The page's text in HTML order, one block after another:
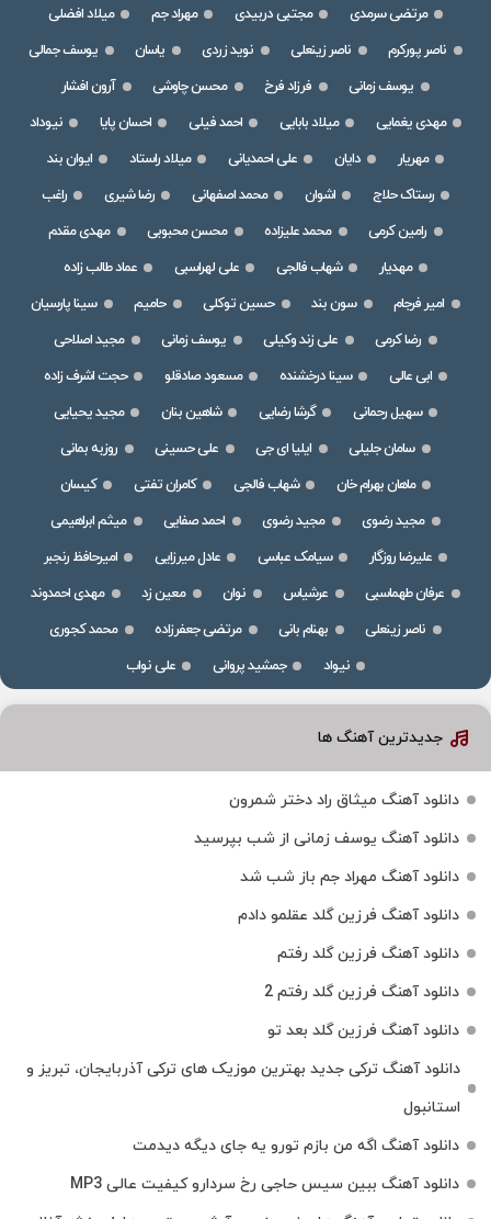
مرتضی سرمدی
مجتبی دربیدی مهراد جم
میلاد افضلی
ناصر پورکرم
ناصر زینعلی نوید زردی یاسان
یوسف جمالی
یوسف زمانی
فرزاد فرخ محسن چاوشی
آرون افشار
مهدی یغمایی
میلاد بابایی احمد فیلی احسان پایا
نیوداد
مهریار
دایان علی احمدیانی میلاد راستاد
ایوان بند
رستاک حلاج
اشوان محمد اصفهانی رضا شیری
راغب
رامین کرمی
محمد علیزاده محسن محبوبی
مهدی مقدم
مهدیار
شهاب فالجی علی لهراسبی
عماد طالب زاده
امیر فرجام
سون بند حسین توکلی حامیم
سینا پارسیان
رضا کرمی
علی زند وکیلی یوسف زمانی
مجید اصلاحی
ابی عالی
سینا درخشنده مسعود صادقلو
حجت اشرف زاده
سهیل رحمانی
گرشا رضایی شاهین بنان
مجید یحیایی
سامان جلیلی
ایلیا ای جی علی حسینی
روزبه بمانی
ماهان بهرام خان
شهاب فالجی کامران تفتی
کیسان
مجید رضوی
مجید رضوی احمد صفایی
میثم ابراهیمی
علیرضا روزگار
سیامک عباسی عادل میرزایی
امیرحافظ رنجبر
عرفان طهماسبی
عرشیاس نوان معین زد
مهدی احمدوند
ناصر زینعلی
بهنام بانی مرتضی جعفرزاده
محمد کجوری
نیواد
جمشید پروانی علی نواب
جدیدترین آهنگ ها
دانلود آهنگ میثاق راد دختر شمرون
دانلود آهنگ یوسف زمانی از شب بپرسید
دانلود آهنگ مهراد جم باز شب شد
دانلود آهنگ فرزین گلد عقلمو دادم
دانلود آهنگ فرزین گلد رفتم
دانلود آهنگ فرزین گلد رفتم 2
دانلود آهنگ فرزین گلد بعد تو
دانلود آهنگ ترکی جدید بهترین موزیک‌ های ترکی آذربایجان، تبریز و
استانبول
دانلود آهنگ اگه من بازم تورو یه جای دیگه دیدمت
دانلود آهنگ ببین سیس حاجی رخ سردارو کیفیت عالی MP3